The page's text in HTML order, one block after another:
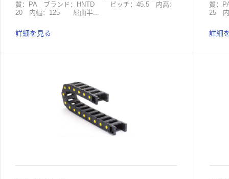
質：PA ブランド：HNTD ピッチ：45.5 内高：
20 内幅：125 屈曲半...
径：55、75、100 応用：機械 原産地：中国包
内外周側開閉式材質：PA ブランド：HNTD ピッ
詳細を見る
質：
25
径：
ズ-ク
詳細